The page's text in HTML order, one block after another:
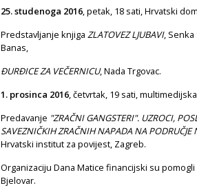
25. studenoga 2016, petak, 18 sati, Hrvatski
Predstavljanje knjiga ZLATOVEZ LJUBAVI,
Banas,
ĐURĐICE ZA VEČERNICU, Nada Trgovac.
1. prosinca 2016, četvrtak, 19 sati,
Predavanje "ZRAČNI GANGSTERI". UZROCI,
SAVEZNIČKIH ZRAČNIH NAPADA NA PODRUČJE
Hrvatski institut za povijest, Zagreb.
Organizaciju Dana Matice financijski su
Bjelovar.